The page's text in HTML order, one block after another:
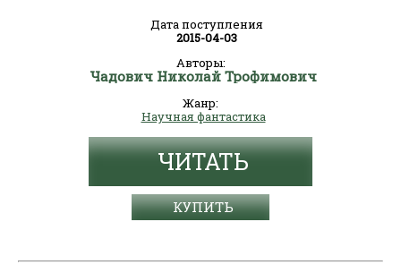
Дата поступления
2015-04-03
Авторы:
Чадович Николай Трофимович
Жанр:
Научная фантастика
ЧИТАТЬ
КУПИТЬ